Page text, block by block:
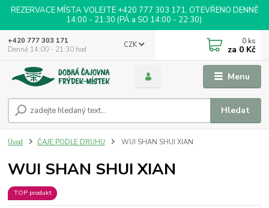
REZERVACE MÍSTA VOLEJTE +420 777 303 171. OTEVŘENO DENNĚ
14:00 - 21:30 (PÁ a SO 14:00 - 22:30).
Menu
CZK
Hledat
+420 777 303 171
Denně 14:00 - 21:30 hod
0 ks
za 0 Kč
Úvod ČAJE PODLE DRUHU WUI SHAN SHUI XIAN
WUI SHAN SHUI XIAN
TOP produkt